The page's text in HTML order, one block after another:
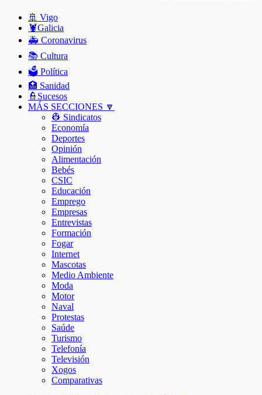
🚢 Vigo
🦞️Galicia
🚑 Coronavirus
📚 Cultura
🗳️ Política
🏥 Sanidad
👮Sucesos
MÁS SECCIONES 🔽
👷 Sindicatos
Economía
Deportes
Opinión
Alimentación
Bebés
CSIC
Educación
Emprego
Empresas
Entrevistas
Formación
Fogar
Internet
Mascotas
Medio Ambiente
Moda
Motor
Naval
Protestas
Saúde
Turismo
Telefonía
Televisión
Xogos
Comparativas